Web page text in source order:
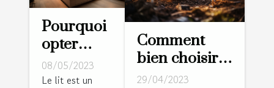
Pourquoi
opter
pour un
lit avec
08/05/2023
Le lit est un
Comment
bien choisir
sa
29/04/2023